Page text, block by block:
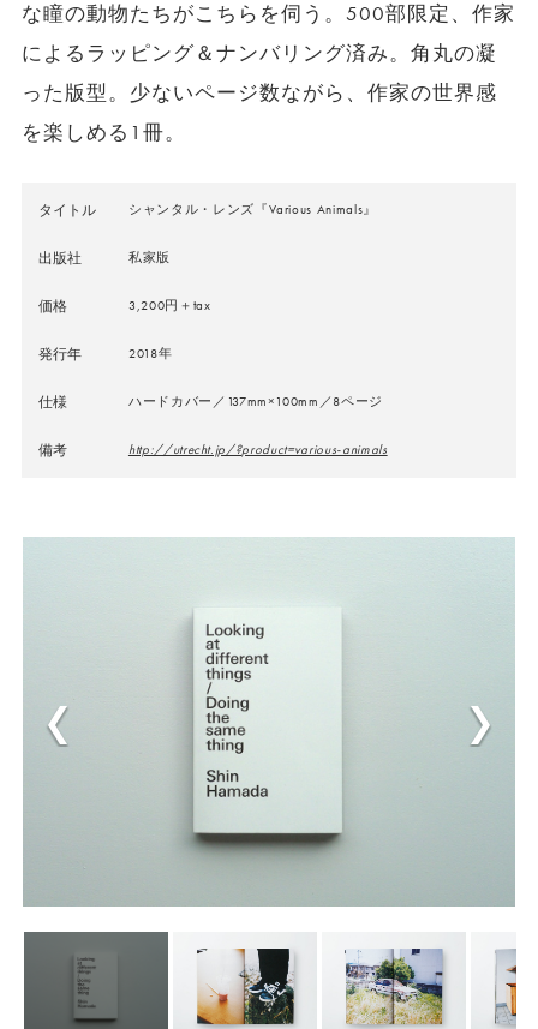
な瞳の動物たちがこちらを伺う。500部限定、作家
によるラッピング＆ナンバリング済み。角丸の凝
った版型。少ないページ数ながら、作家の世界感
を楽しめる1冊。
タイトル シャンタル・レンズ『Various Animals』
出版社 私家版
価格 3,200円＋tax
発行年 2018年
仕様 ハードカバー／137mm×100mm／8ページ
備考 http://utrecht.jp/?product=various-animals